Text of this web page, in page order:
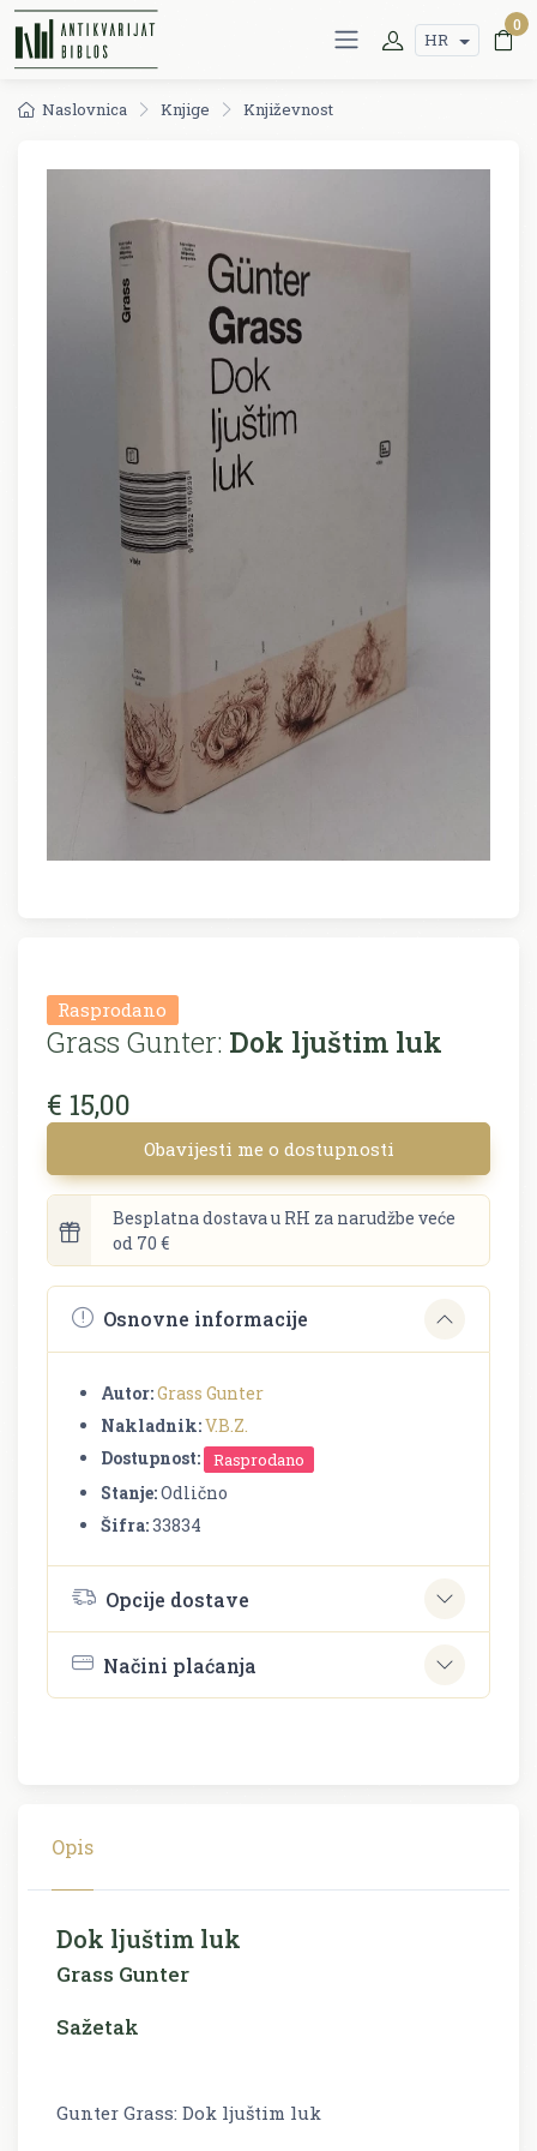
HR
0
Naslovnica Knjige Književnost
Rasprodano
Grass Gunter: Dok ljuštim luk
€ 15,00
Obavijesti me o dostupnosti
Besplatna dostava u RH za narudžbe veće
od 70 €
Osnovne informacije
Autor:Grass Gunter
Nakladnik:V.B.Z.
Dostupnost:
Rasprodano
Stanje:Odlično
Šifra:33834
Opcije dostave
Načini plaćanja
Opis
Dok ljuštim luk
Grass Gunter
Sažetak
Gunter Grass: Dok ljuštim luk